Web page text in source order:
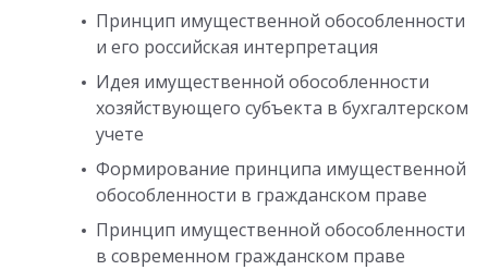
Принцип имущественной обособленности
и его российская интерпретация
Идея имущественной обособленности
хозяйствующего субъекта в бухгалтерском
учете
Формирование принципа имущественной
обособленности в гражданском праве
Принцип имущественной обособленности
в современном гражданском праве